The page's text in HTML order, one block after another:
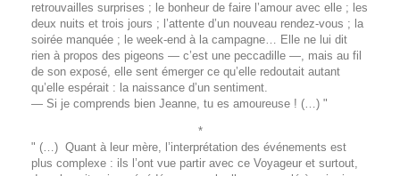
retrouvailles surprises ; le bonheur de faire l’amour avec elle ; les
deux nuits et trois jours ; l’attente d’un nouveau rendez-vous ; la
soirée manquée ; le week-end à la campagne… Elle ne lui dit
rien à propos des pigeons — c’est une peccadille —, mais au fil
de son exposé, elle sent émerger ce qu’elle redoutait autant
qu’elle espérait : la naissance d’un sentiment.
— Si je comprends bien Jeanne, tu es amoureuse ! (…) "
*
" (…) Quant à leur mère, l’interprétation des événements est
plus complexe : ils l’ont vue partir avec ce Voyageur et surtout,